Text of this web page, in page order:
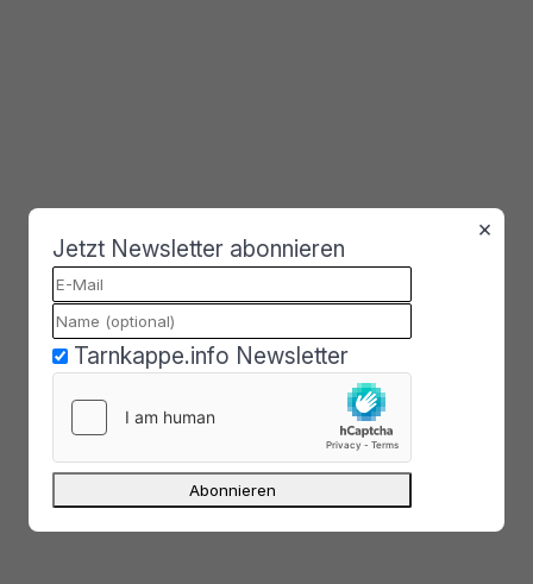
×
Jetzt Newsletter abonnieren
Tarnkappe.info Newsletter